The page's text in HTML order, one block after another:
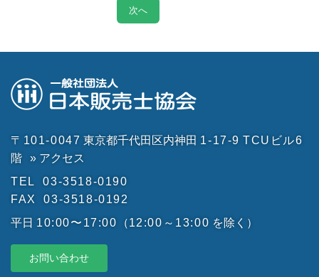
〒101-0047 東京都千代田区内神田 1-17-9 TCUビル6
階
» アクセス
TEL
03-3518-0190
FAX
03-3518-0192
平日 10:00〜17:00 （12:00～13:00 を除く）
お問い合わせ